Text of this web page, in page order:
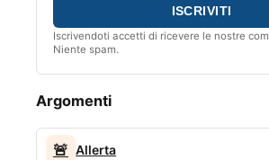
Iscrivendoti accetti di ricevere le nostre
Niente spam.
Argomenti
🚨 Allerta